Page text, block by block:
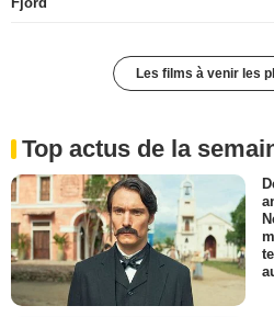
Les films à venir les
Top actus de la